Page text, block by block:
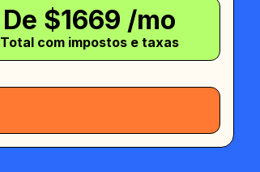
De $1669 /mo
Total com impostos e taxas